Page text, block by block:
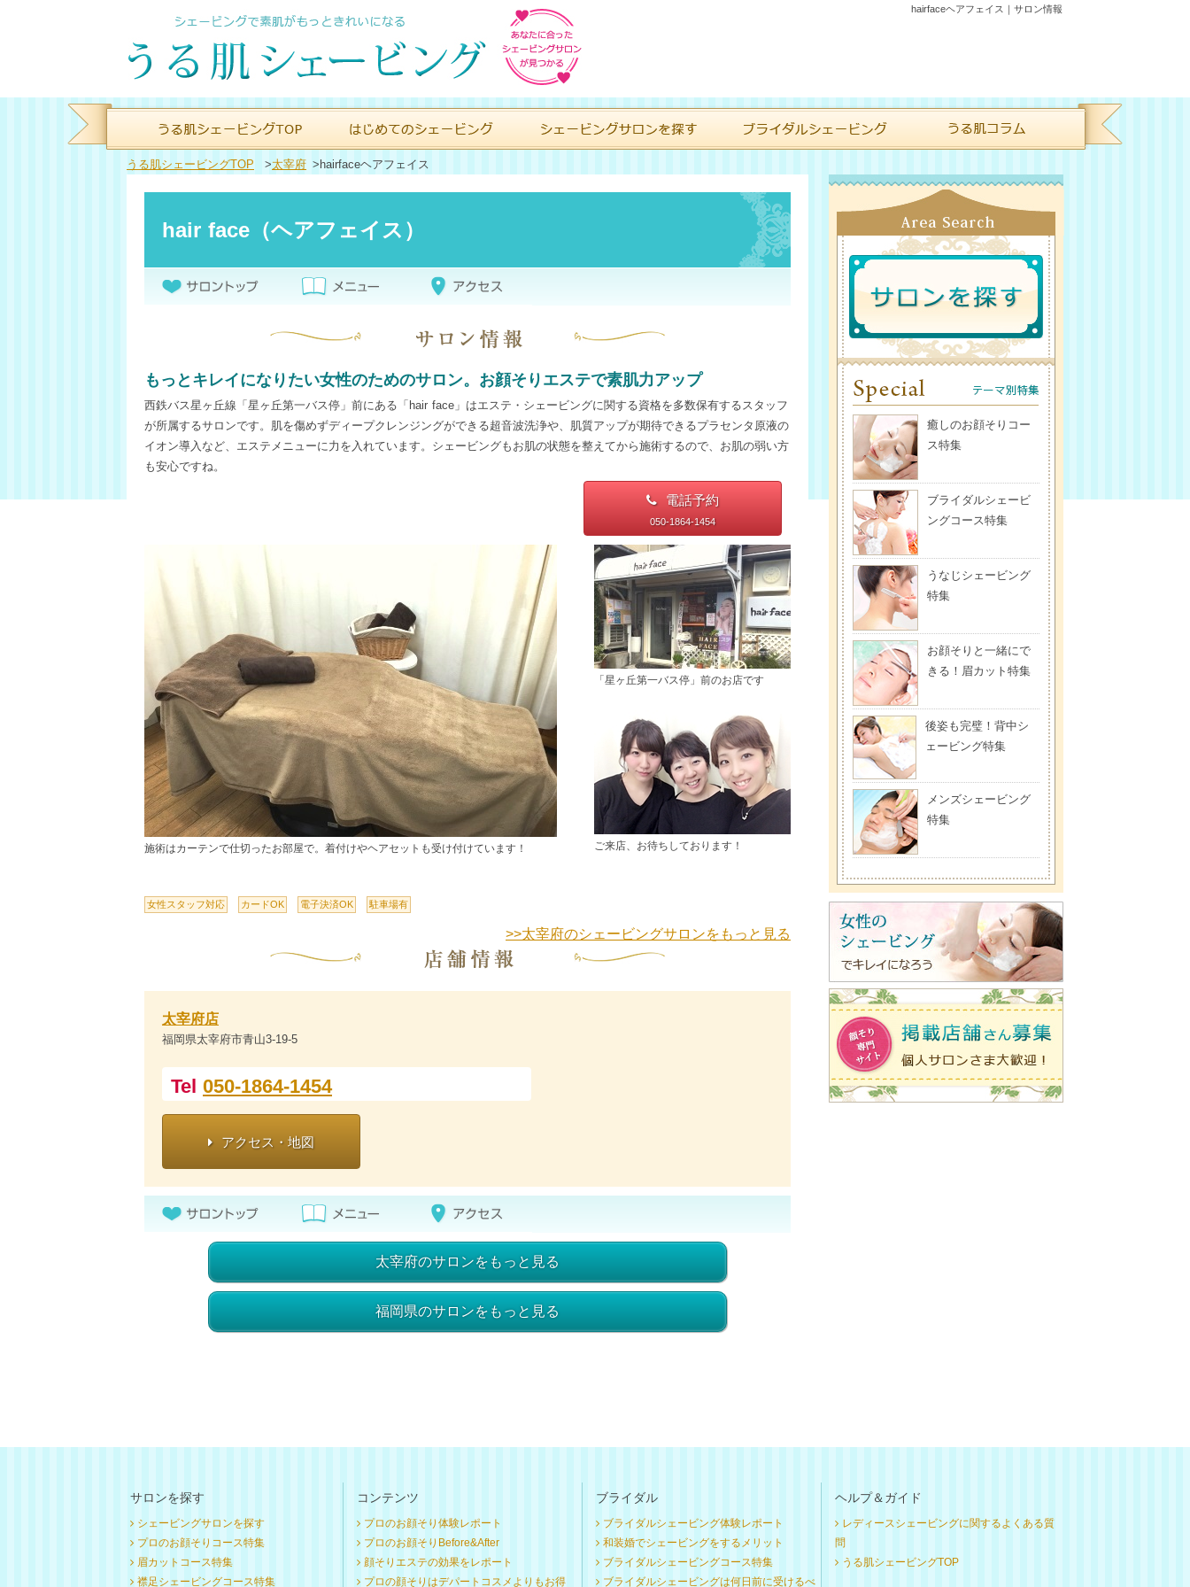
hairfaceヘアフェイス｜サロン情報
うる肌シェービングTOP >太宰府 > hairfaceヘアフェイス
hair face（ヘアフェイス）
もっとキレイになりたい女性のためのサロン。お顔そりエステで素肌力アップ
西鉄バス星ヶ丘線「星ヶ丘第一バス停」前にある「hair face」はエステ・シェービングに関する資格を多数保有するスタッフ
が所属するサロンです。肌を傷めずディープクレンジングができる超音波洗浄や、肌質アップが期待できるプラセンタ原液の
イオン導入など、エステメニューに力を入れています。シェービングもお肌の状態を整えてから施術するので、お肌の弱い方
も安心ですね。
電話予約
050-1864-1454
施術はカーテンで仕切ったお部屋で。着付けやヘアセットも受け付けています！
「星ヶ丘第一バス停」前のお店です
ご来店、お待ちしております！
女性スタッフ対応 カードOK 電子決済OK 駐車場有
>>太宰府のシェービングサロンをもっと見る
太宰府店
福岡県太宰府市青山3-19-5
Tel 050-1864-1454
アクセス・地図
太宰府のサロンをもっと見る
福岡県のサロンをもっと見る
癒しのお顔そりコー
ス特集
ブライダルシェービ
ングコース特集
うなじシェービング
特集
お顔そりと一緒にで
きる！眉カット特集
後姿も完璧！背中シ
ェービング特集
メンズシェービング
特集
サロンを探す
シェービングサロンを探す
プロのお顔そりコース特集
眉カットコース特集
襟足シェービングコース特集
コンテンツ
プロのお顔そり体験レポート
プロのお顔そりBefore&After
顔そりエステの効果をレポート
プロの顔そりはデパートコスメよりもお得
ブライダル
ブライダルシェービング体験レポート
和装婚でシェービングをするメリット
ブライダルシェービングコース特集
ブライダルシェービングは何日前に受けるべ
ヘルプ＆ガイド
レディースシェービングに関するよくある質
問
うる肌シェービングTOP